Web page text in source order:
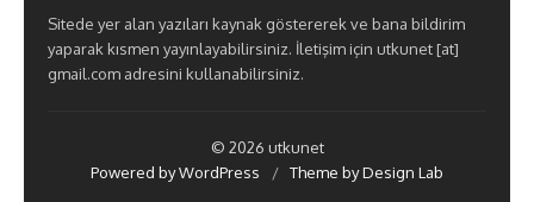
Sitede yer alan yazıları kaynak göstererek ve bana bildirim
yaparak kısmen yayınlayabilirsiniz. İletişim için utkunet [at]
gmail.com adresini kullanabilirsiniz.
© 2026 utkunet
Powered by WordPress
/ Theme by Design Lab